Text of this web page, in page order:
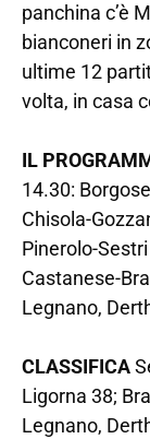
panchina c’è
bianconeri in
ultime 12
volta, in casa
IL
14.30:
Chisola-
Pinerolo-
Castanese-
Legnano,
CLASSIFICA
Ligorna 38;
Legnano,